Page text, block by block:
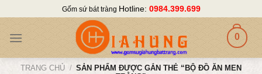
content
Gốm sứ bát tràng Hotline: 0984.399.699
0
TRANG CHỦ / SẢN PHẨM ĐƯỢC GẮN THẺ “BỘ ĐỒ ĂN MEN